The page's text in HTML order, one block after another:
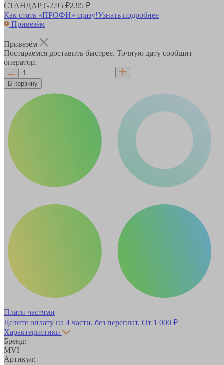
СТАНДАРТ-2.95 ₽2.95 ₽
Как стать «ПРОФИ» сразу!Узнать подробнее
Привезём
Привезём
Постараемся доставить быстрее. Точную дату сообщит
оператор.
В корзину
Плати частями
Делите оплату на 4 части, без переплат. От 1 000 ₽
Характеристики
Бренд:
MVI
Артикул: